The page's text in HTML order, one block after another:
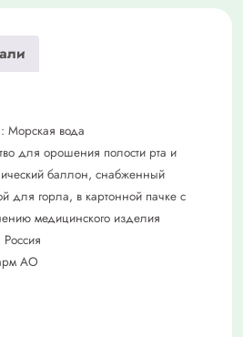
Морская вода
для орошения полости рта и
баллон, снабженный
для горла, в картонной пачке с
медицинского изделия
АО